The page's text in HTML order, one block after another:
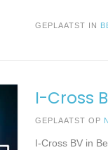
GEPLAATST IN
I-Cross
GEPLAATST OP
I-Cross BV in